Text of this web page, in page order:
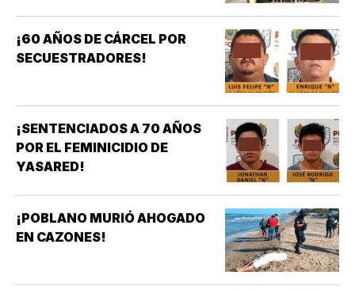
¡60 AÑOS DE CÁRCEL POR
SECUESTRADORES!
¡SENTENCIADOS A 70 AÑOS
POR EL FEMINICIDIO DE
YASARED!
¡POBLANO MURIÓ AHOGADO
EN CAZONES!